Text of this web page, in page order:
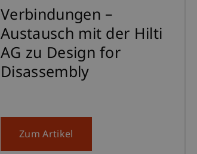
Verbindungen –
Austausch mit der Hilti
AG zu Design for
Disassembly
Zum Artikel